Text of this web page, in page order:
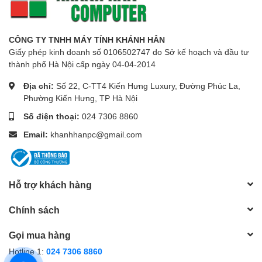
Max Power
2.4W
Safety & Emission
FCC, CE, RoHS
Môi trường
Nhiệt độ hoạt động: 0℃~40 ℃ (32
℉~104℉)
℉~158℉)
Độ ẩm hoạt động: 10%~90% không
ngưng tụ
CÔNG TY TNHH MÁY TÍNH KHÁNH HÂN
Giấy phép kinh doanh số 0106502747 do Sở kế hoạch và đầu tư
thành phố Hà Nội cấp ngày 04-04-2014
Địa chỉ: Số 22, C-TT4 Kiến Hưng Luxury, Đường Phúc La,
Phường Kiến Hưng, TP Hà Nội
Số điện thoại: 024 7306 8860
Email: khanhhanpc@gmail.com
Hỗ trợ khách hàng
Chính sách
Gọi mua hàng
Hotline 1: 024 7306 8860